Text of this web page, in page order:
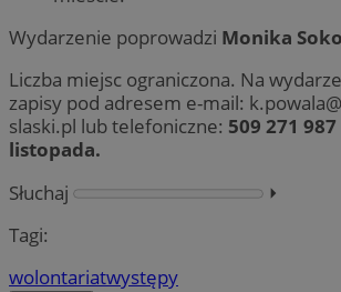
Wydarzenie poprowadzi Monika
Liczba miejsc ograniczona. Na
zapisy pod adresem e-mail:
slaski.pl lub telefoniczne: 509 271 987
listopada.
Słuchaj
⏵︎
Tagi:
wolontariatwystępy